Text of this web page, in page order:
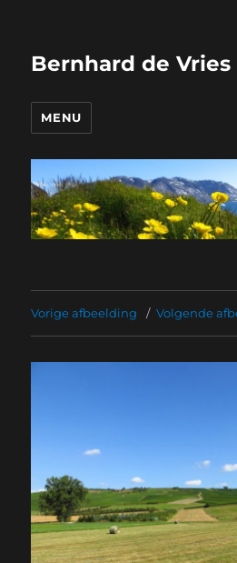
Bernhard de
MENU
Vorige afbeelding Volgende